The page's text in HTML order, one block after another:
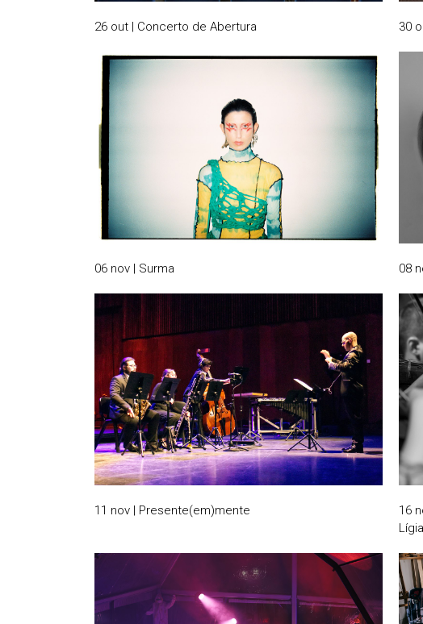
26 out | Concerto de Abertura 30
06 nov | Surma 08
11 nov | Presente(em)mente
16